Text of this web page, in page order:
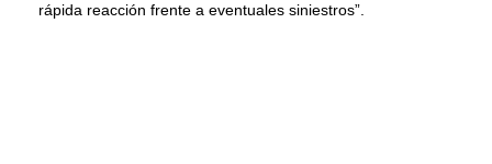
rápida reacción frente a eventuales siniestros”.